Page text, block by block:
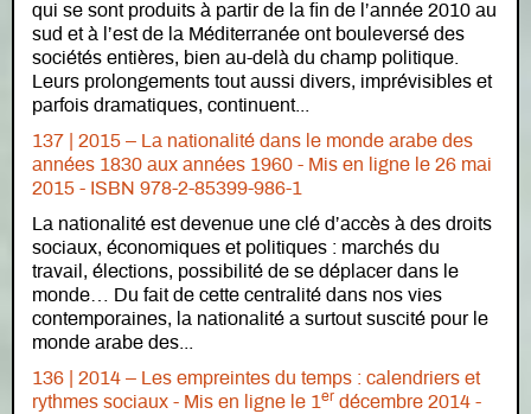
qui se sont produits à partir de la fin de l’année 2010 au
sud et à l’est de la Méditerranée ont bouleversé des
sociétés entières, bien au-delà du champ politique.
Leurs prolongements tout aussi divers, imprévisibles et
parfois dramatiques, continuent...
137 | 2015 – La nationalité dans le monde arabe des
années 1830 aux années 1960 - Mis en ligne le 26 mai
2015 - ISBN 978-2-85399-986-1
La nationalité est devenue une clé d’accès à des droits
sociaux, économiques et politiques : marchés du
travail, élections, possibilité de se déplacer dans le
monde… Du fait de cette centralité dans nos vies
contemporaines, la nationalité a surtout suscité pour le
monde arabe des...
136 | 2014 – Les empreintes du temps : calendriers et
rythmes sociaux - Mis en ligne le 1 er décembre 2014 -